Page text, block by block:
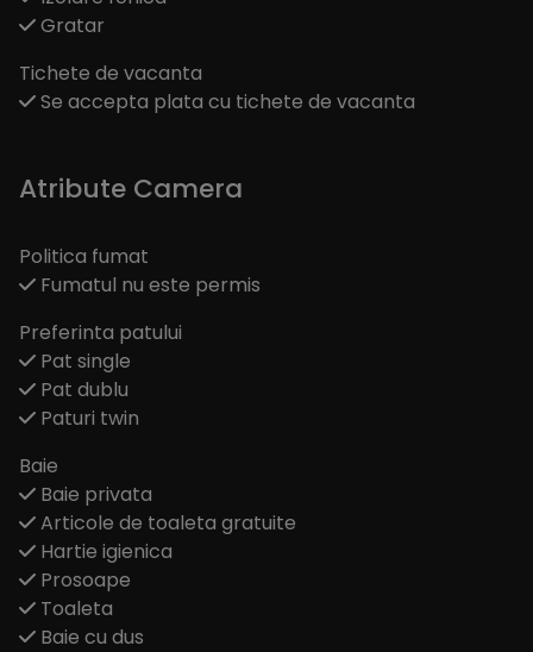
Gratar
Tichete de vacanta
Se accepta plata cu tichete de vacanta
Atribute Camera
Politica fumat
Fumatul nu este permis
Preferinta patului
Pat single
Pat dublu
Paturi twin
Baie
Baie privata
Articole de toaleta gratuite
Hartie igienica
Prosoape
Toaleta
Baie cu dus